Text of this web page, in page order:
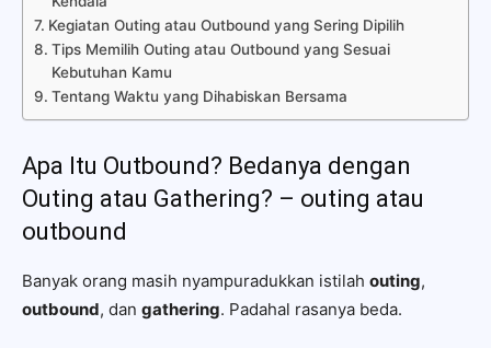
Kegiatan Outing atau Outbound yang Sering Dipilih
Tips Memilih Outing atau Outbound yang Sesuai
Kebutuhan Kamu
Tentang Waktu yang Dihabiskan Bersama
Apa Itu Outbound? Bedanya dengan
Outing atau Gathering? – outing atau
outbound
Banyak orang masih nyampuradukkan istilah outing,
outbound, dan gathering. Padahal rasanya beda.